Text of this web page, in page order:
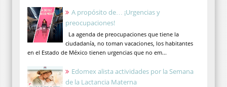
A propósito de… ¡Urgencias y
preocupaciones!
La agenda de preocupaciones que tiene la
ciudadanía, no toman vacaciones, los habitantes
en el Estado de México tienen urgencias que no em...
Edomex alista actividades por la Semana
de la Lactancia Materna